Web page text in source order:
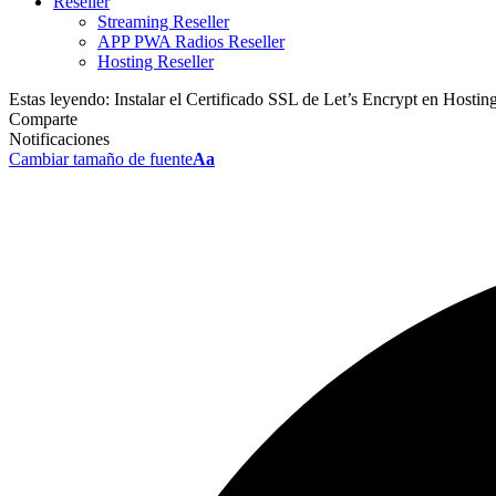
Streaming Reseller
APP PWA Radios Reseller
Hosting Reseller
Estas leyendo: Instalar el Certificado SSL de Let’s Encrypt en
Comparte
Notificaciones
Cambiar tamaño de fuenteAa